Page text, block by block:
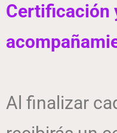
Certificación
Al finalizar